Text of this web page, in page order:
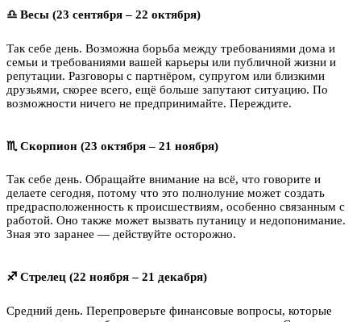
♎ Весы (23 сентября – 22 октября)
Так себе день. Возможна борьба между требованиями дома и
семьи и требованиями вашей карьеры или публичной жизни и
репутации. Разговоры с партнёром, супругом или близкими
друзьями, скорее всего, ещё больше запутают ситуацию. По
возможности ничего не предпринимайте. Переждите.
♏ Скорпион (23 октября – 21 ноября)
Так себе день. Обращайте внимание на всё, что говорите и
делаете сегодня, потому что это полнолуние может создать
предрасположенность к происшествиям, особенно связанным с
работой. Оно также может вызвать путаницу и недопонимание.
Зная это заранее — действуйте осторожно.
♐ Стрелец (22 ноября – 21 декабря)
Средний день. Перепроверьте финансовые вопросы, которые